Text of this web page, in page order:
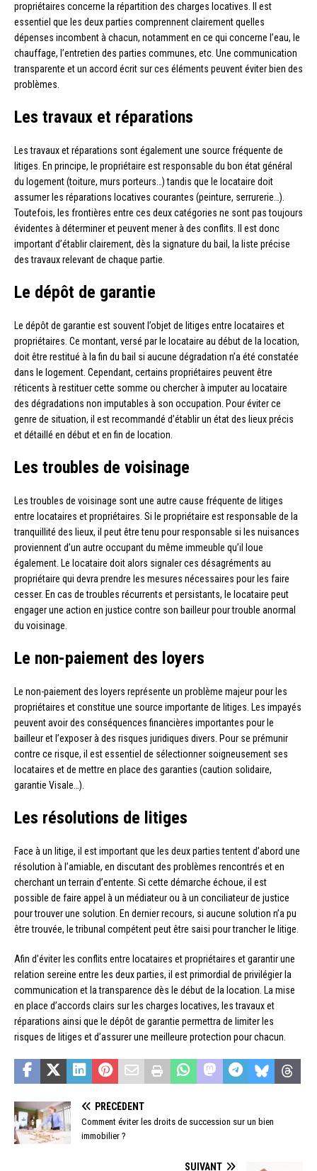
propriétaires concerne la répartition des charges locatives. Il est
essentiel que les deux parties comprennent clairement quelles
dépenses incombent à chacun, notamment en ce qui concerne l’eau, le
chauffage, l’entretien des parties communes, etc. Une communication
transparente et un accord écrit sur ces éléments peuvent éviter bien des
problèmes.
Les travaux et réparations
Les travaux et réparations sont également une source fréquente de
litiges. En principe, le propriétaire est responsable du bon état général
du logement (toiture, murs porteurs…) tandis que le locataire doit
assumer les réparations locatives courantes (peinture, serrurerie…).
Toutefois, les frontières entre ces deux catégories ne sont pas toujours
évidentes à déterminer et peuvent mener à des conflits. Il est donc
important d’établir clairement, dès la signature du bail, la liste précise
des travaux relevant de chaque partie.
Le dépôt de garantie
Le dépôt de garantie est souvent l’objet de litiges entre locataires et
propriétaires. Ce montant, versé par le locataire au début de la location,
doit être restitué à la fin du bail si aucune dégradation n’a été constatée
dans le logement. Cependant, certains propriétaires peuvent être
réticents à restituer cette somme ou chercher à imputer au locataire
des dégradations non imputables à son occupation. Pour éviter ce
genre de situation, il est recommandé d’établir un état des lieux précis
et détaillé en début et en fin de location.
Les troubles de voisinage
Les troubles de voisinage sont une autre cause fréquente de litiges
entre locataires et propriétaires. Si le propriétaire est responsable de la
tranquillité des lieux, il peut être tenu pour responsable si les nuisances
proviennent d’un autre occupant du même immeuble qu’il loue
également. Le locataire doit alors signaler ces désagréments au
propriétaire qui devra prendre les mesures nécessaires pour les faire
cesser. En cas de troubles récurrents et persistants, le locataire peut
engager une action en justice contre son bailleur pour trouble anormal
du voisinage.
Le non-paiement des loyers
Le non-paiement des loyers représente un problème majeur pour les
propriétaires et constitue une source importante de litiges. Les impayés
peuvent avoir des conséquences financières importantes pour le
bailleur et l’exposer à des risques juridiques divers. Pour se prémunir
contre ce risque, il est essentiel de sélectionner soigneusement ses
locataires et de mettre en place des garanties (caution solidaire,
garantie Visale…).
Les résolutions de litiges
Face à un litige, il est important que les deux parties tentent d’abord une
résolution à l’amiable, en discutant des problèmes rencontrés et en
cherchant un terrain d’entente. Si cette démarche échoue, il est
possible de faire appel à un médiateur ou à un conciliateur de justice
pour trouver une solution. En dernier recours, si aucune solution n’a pu
être trouvée, le tribunal compétent peut être saisi pour trancher le litige.
Afin d’éviter les conflits entre locataires et propriétaires et garantir une
relation sereine entre les deux parties, il est primordial de privilégier la
communication et la transparence dès le début de la location. La mise
en place d’accords clairs sur les charges locatives, les travaux et
réparations ainsi que le dépôt de garantie permettra de limiter les
risques de litiges et d’assurer une meilleure protection pour chacun.
PRÉCÉDENT
Comment éviter les droits de succession sur un bien
immobilier ?
SUIVANT